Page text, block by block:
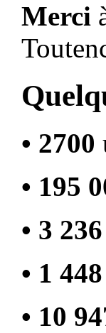
Merci
• 2700
• 195
• 3 236
• 1
• 10